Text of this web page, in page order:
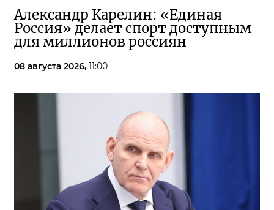
Александр Карелин: «Единая
Россия» делает спорт доступным
для миллионов россиян
08 августа 2026, 11:00